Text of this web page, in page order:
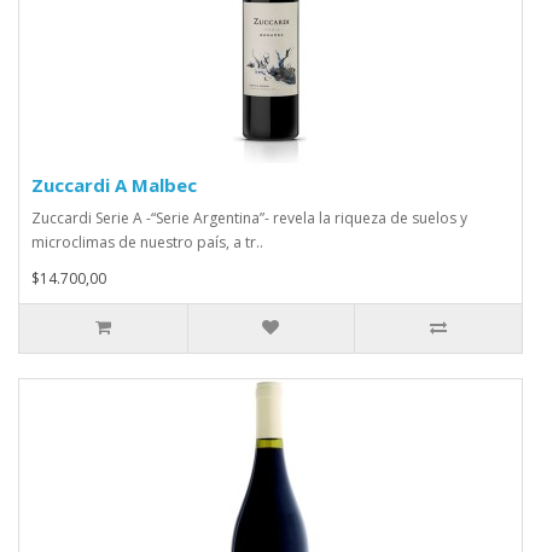
Zuccardi A Malbec
Zuccardi Serie A -“Serie Argentina”- revela la riqueza de suelos y
microclimas de nuestro país, a tr..
$14.700,00